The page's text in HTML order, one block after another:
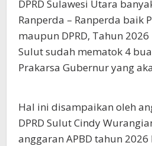
DPRD Sulawesi Utara
Ranperda – Ranperda baik
maupun DPRD, Tahun
Sulut sudah mematok 4
Prakarsa Gubernur yang
Hal ini disampaikan oleh
DPRD Sulut Cindy
anggaran APBD tahun 2026